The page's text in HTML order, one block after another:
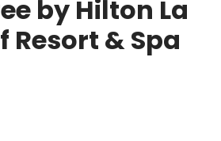
by Hilton La
Resort & Spa